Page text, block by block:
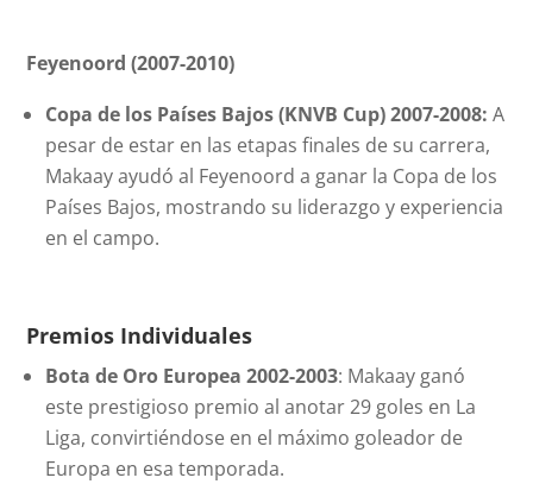
Feyenoord (2007-2010)
Copa de los Países Bajos (KNVB Cup) 2007-2008: A
pesar de estar en las etapas finales de su carrera,
Makaay ayudó al Feyenoord a ganar la Copa de los
Países Bajos, mostrando su liderazgo y experiencia
en el campo.
Premios Individuales
Bota de Oro Europea 2002-2003: Makaay ganó
este prestigioso premio al anotar 29 goles en La
Liga, convirtiéndose en el máximo goleador de
Europa en esa temporada.